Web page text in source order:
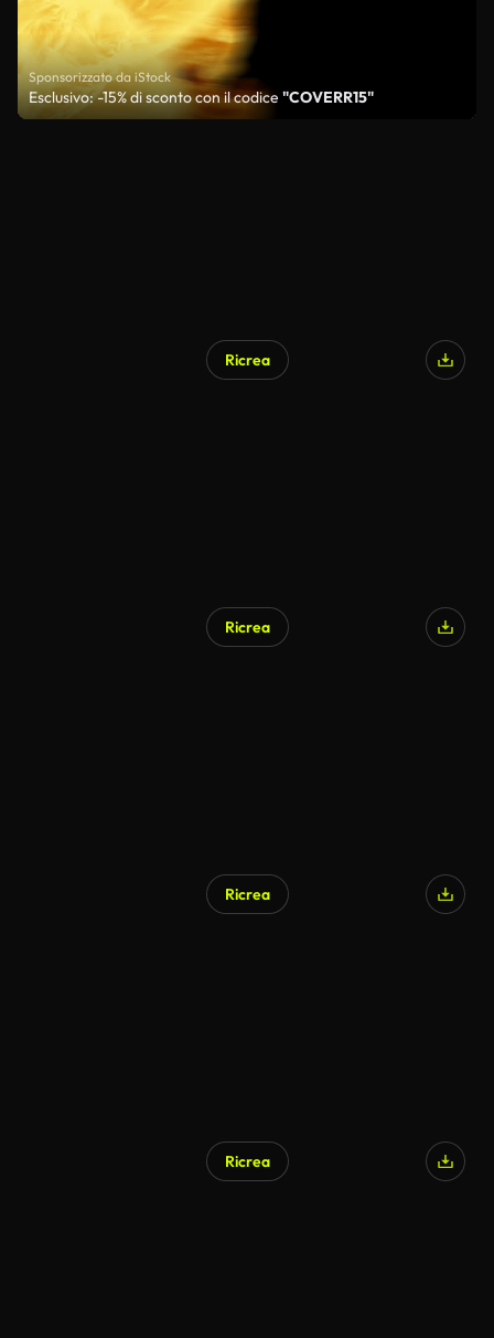
Sponsorizzato da iStock
Esclusivo: -15% di sconto con il codice "COVERR15"
Ricrea
Ricrea
Ricrea
Ricrea